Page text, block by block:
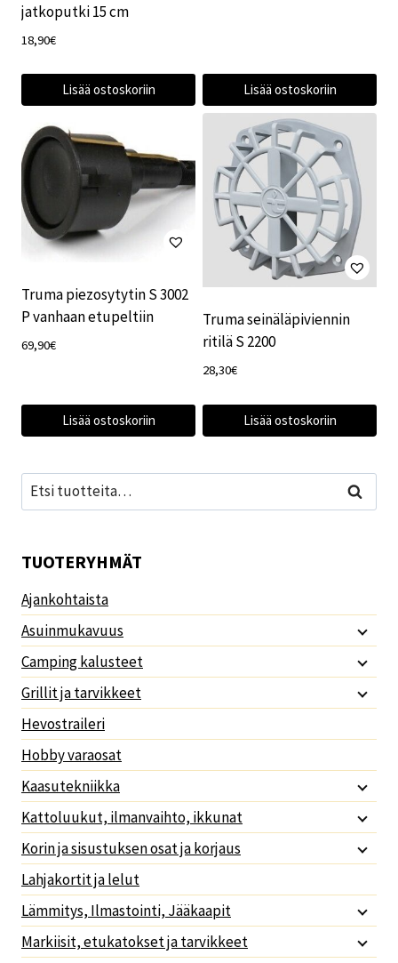
jatkoputki 15 cm
18,90€
Lisää ostoskoriin Lisää ostoskoriin
Truma piezosytytin S 3002
P vanhaan etupeltiin
69,90€
Lisää ostoskoriin
Truma seinäläpiviennin
ritilä S 2200
28,30€
Lisää ostoskoriin
Etsi: Haku
TUOTERYHMÄT
Ajankohtaista
Asuinmukavuus
Camping kalusteet
Grillit ja tarvikkeet
Hevostraileri
Hobby varaosat
Kaasutekniikka
Kattoluukut, ilmanvaihto, ikkunat
Korin ja sisustuksen osat ja korjaus
Lahjakortit ja lelut
Lämmitys, Ilmastointi, Jääkaapit
Markiisit, etukatokset ja tarvikkeet